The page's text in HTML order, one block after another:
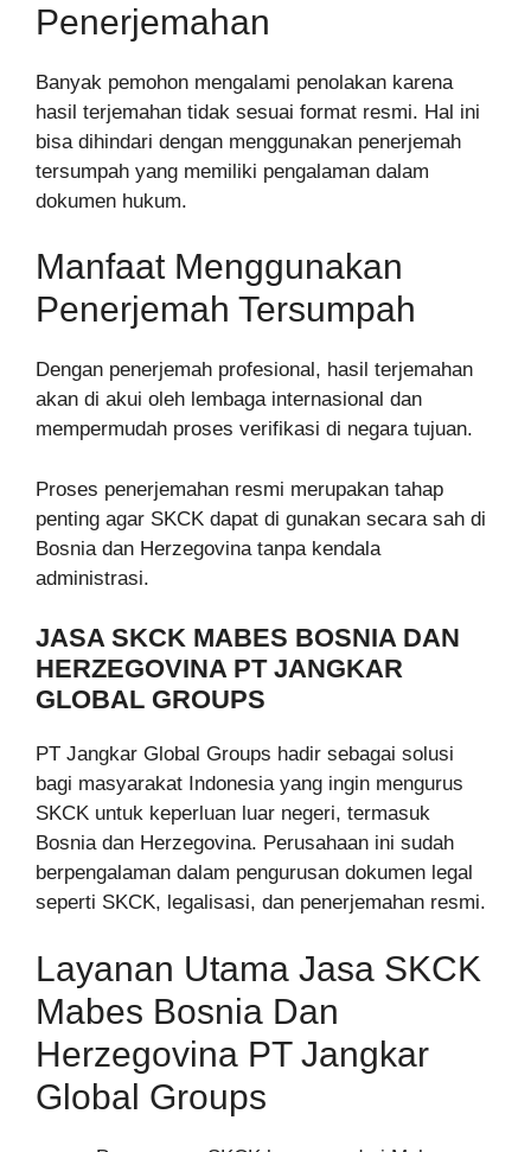
Penerjemahan
Banyak pemohon mengalami penolakan karena
hasil terjemahan tidak sesuai format resmi. Hal ini
bisa dihindari dengan menggunakan penerjemah
tersumpah yang memiliki pengalaman dalam
dokumen hukum.
Manfaat Menggunakan
Penerjemah Tersumpah
Dengan penerjemah profesional, hasil terjemahan
akan di akui oleh lembaga internasional dan
mempermudah proses verifikasi di negara tujuan.
Proses penerjemahan resmi merupakan tahap
penting agar SKCK dapat di gunakan secara sah di
Bosnia dan Herzegovina tanpa kendala
administrasi.
JASA SKCK MABES BOSNIA DAN
HERZEGOVINA PT JANGKAR
GLOBAL GROUPS
PT Jangkar Global Groups hadir sebagai solusi
bagi masyarakat Indonesia yang ingin mengurus
SKCK untuk keperluan luar negeri, termasuk
Bosnia dan Herzegovina. Perusahaan ini sudah
berpengalaman dalam pengurusan dokumen legal
seperti SKCK, legalisasi, dan penerjemahan resmi.
Layanan Utama Jasa SKCK
Mabes Bosnia Dan
Herzegovina PT Jangkar
Global Groups